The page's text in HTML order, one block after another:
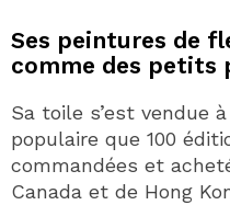
Ses peintures de
comme des petits
Sa toile s’est vendue
populaire que 100
commandées et
Canada et de Hong